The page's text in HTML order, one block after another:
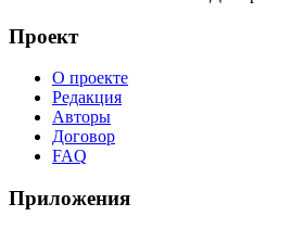
Проект
О проекте
Редакция
Авторы
Договор
FAQ
Приложения